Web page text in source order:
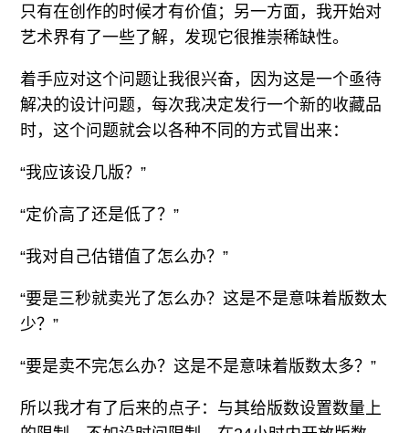
只有在创作的时候才有价值；另一方面，我开始对
艺术界有了一些了解，发现它很推崇稀缺性。
着手应对这个问题让我很兴奋，因为这是一个亟待
解决的设计问题，每次我决定发行一个新的收藏品
时，这个问题就会以各种不同的方式冒出来：
“我应该设几版？”
“定价高了还是低了？”
“我对自己估错值了怎么办？”
“要是三秒就卖光了怎么办？这是不是意味着版数太
少？”
“要是卖不完怎么办？这是不是意味着版数太多？”
所以我才有了后来的点子：与其给版数设置数量上